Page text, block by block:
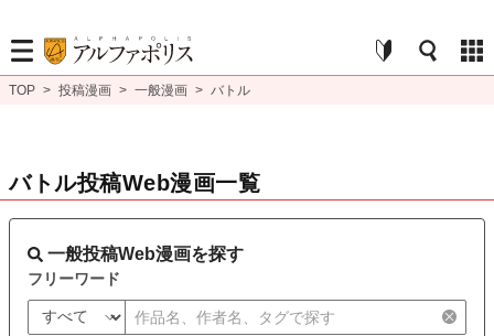
TOP > 投稿漫画 > 一般漫画 > バトル
バトル投稿Web漫画一覧
一般投稿Web漫画を探す
フリーワード